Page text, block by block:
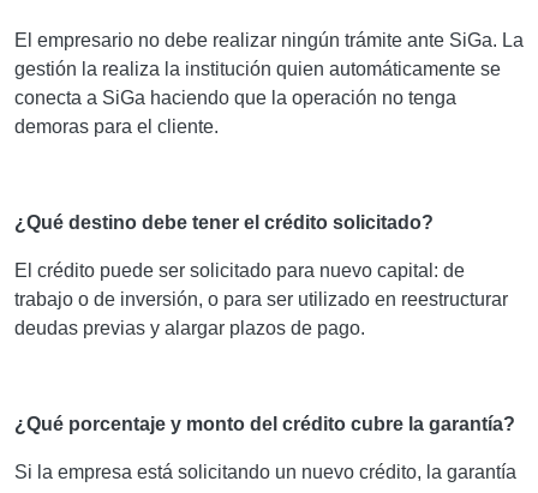
El empresario no debe realizar ningún trámite ante SiGa. La
gestión la realiza la institución quien automáticamente se
conecta a SiGa haciendo que la operación no tenga
demoras para el cliente.
¿Qué destino debe tener el crédito solicitado?
El crédito puede ser solicitado para nuevo capital: de
trabajo o de inversión, o para ser utilizado en reestructurar
deudas previas y alargar plazos de pago.
¿Qué porcentaje y monto del crédito cubre la garantía?
Si la empresa está solicitando un nuevo crédito, la garantía